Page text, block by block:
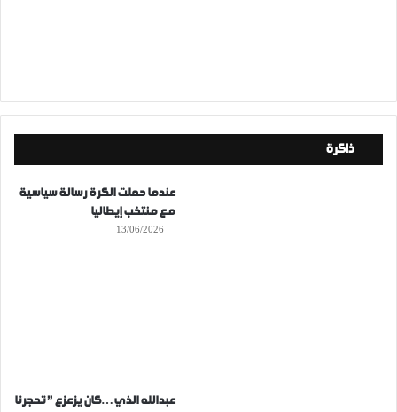
ذاكرة
عندما حملت الكرة رسالة سياسية
مع منتخب إيطاليا
13/06/2026
عبدالله الذي…كان يزعزع ” تحجرنا